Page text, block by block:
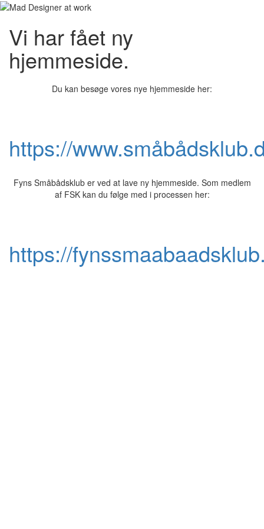
Vi har fået ny
hjemmeside.
Du kan besøge vores nye hjemmeside her:
https://
Fyns Småbådsklub er ved at lave ny hjemmeside. Som medlem
af FSK kan du følge med i processen her:
https://